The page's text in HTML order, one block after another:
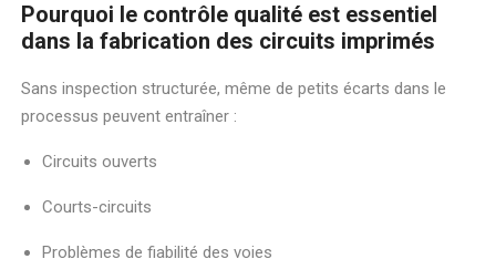
Pourquoi le contrôle qualité est essentiel
dans la fabrication des circuits imprimés
Sans inspection structurée, même de petits écarts dans le
processus peuvent entraîner :
Circuits ouverts
Courts-circuits
Problèmes de fiabilité des voies